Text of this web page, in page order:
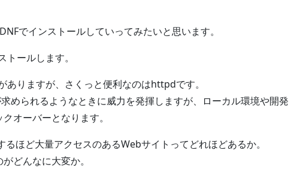
でインストールしていってみたいと思います。
ールします。
りますが、さくっと便利なのはhttpdです。
められるようなときに威力を発揮しますが、ローカル環境や開発
オーバーとなります。
ほど大量アクセスのあるWebサイトってどれほどあるか。
どんなに大変か。